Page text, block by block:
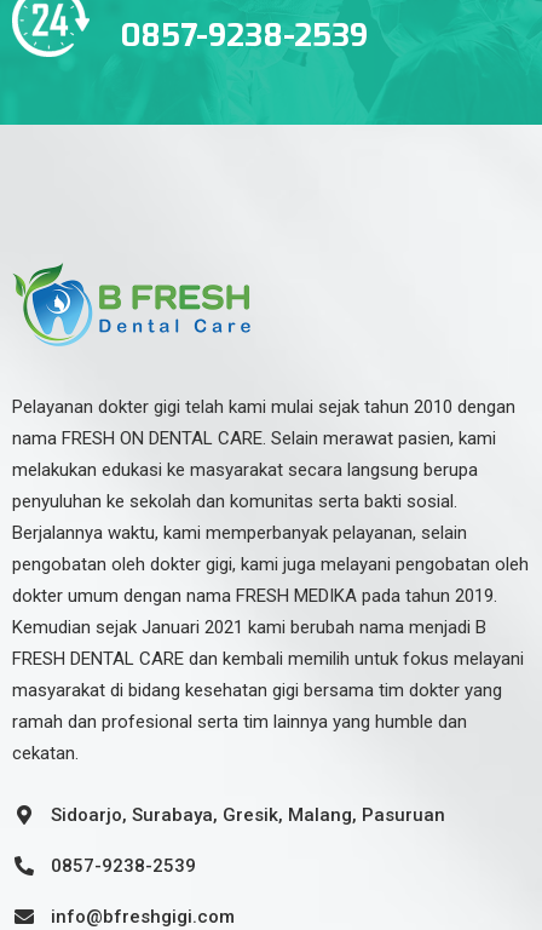
0857-9238-2539
Pelayanan dokter gigi telah kami mulai sejak tahun 2010 dengan
nama FRESH ON DENTAL CARE. Selain merawat pasien, kami
melakukan edukasi ke masyarakat secara langsung berupa
penyuluhan ke sekolah dan komunitas serta bakti sosial.
Berjalannya waktu, kami memperbanyak pelayanan, selain
pengobatan oleh dokter gigi, kami juga melayani pengobatan oleh
dokter umum dengan nama FRESH MEDIKA pada tahun 2019.
Kemudian sejak Januari 2021 kami berubah nama menjadi B
FRESH DENTAL CARE dan kembali memilih untuk fokus melayani
masyarakat di bidang kesehatan gigi bersama tim dokter yang
ramah dan profesional serta tim lainnya yang humble dan
cekatan.
Sidoarjo, Surabaya, Gresik, Malang, Pasuruan
0857-9238-2539
info@bfreshgigi.com